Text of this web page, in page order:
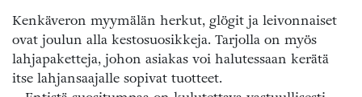
Kenkäveron myymälän herkut, glögit ja leivonnaiset
ovat joulun alla kestosuosikkeja. Tarjolla on myös
lahjapaketteja, johon asiakas voi halutessaan kerätä
itse lahjansaajalle sopivat tuotteet.